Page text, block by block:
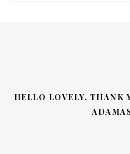
HELLO LOVELY, THANK